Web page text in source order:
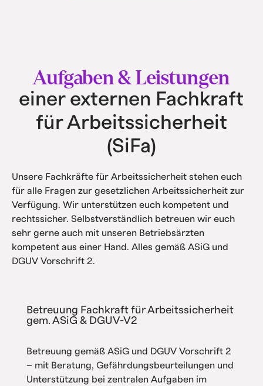
Aufgaben & Leistungen
einer externen Fachkraft
für Arbeitssicherheit
(SiFa)
Unsere Fachkräfte für Arbeitssicherheit stehen euch
für alle Fragen zur gesetzlichen Arbeitssicherheit zur
Verfügung. Wir unterstützen euch kompetent und
rechtssicher. Selbstverständlich betreuen wir euch
sehr gerne auch mit unseren Betriebsärzten
kompetent aus einer Hand. Alles gemäß ASiG und
DGUV Vorschrift 2.
Betreuung Fachkraft für Arbeitssicherheit
gem. ASiG & DGUV-V2
Betreuung gemäß ASiG und DGUV Vorschrift 2
– mit Beratung, Gefährdungsbeurteilungen und
Unterstützung bei zentralen Aufgaben im